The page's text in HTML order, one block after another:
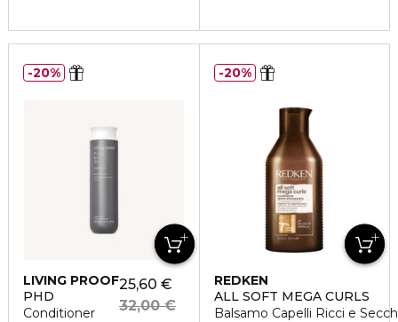
LIVING PROOF
PHD
Conditioner
25,60 €
32,00 €
20%
REDKEN
ALL SOFT MEGA CURLS
Balsamo Capelli Ricci e
20%